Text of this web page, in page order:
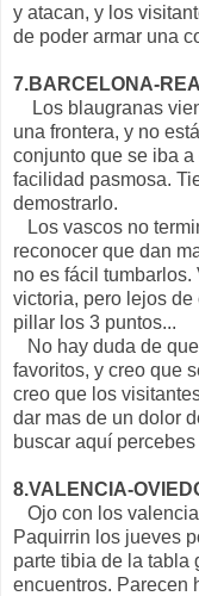
y atacan, y los
de poder armar una
7.BARCELONA-
Los blaugranas
una frontera, y no
conjunto que se iba
facilidad pasmosa.
demostrarlo.
Los vascos no
reconocer que dan
no es fácil
victoria, pero lejos
pillar los 3 puntos...
No hay duda de
favoritos, y creo que
creo que los
dar mas de un dolor
buscar aquí
8.VALENCIA-
Ojo con los
Paquirrin los jueves
parte tibia de la tabla
encuentros. Parecen